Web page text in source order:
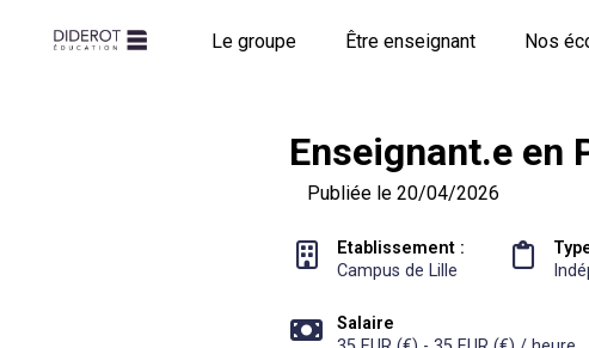
Le groupe Être enseignant Nos
Enseignant.e en
Publiée le 20/04/2026
Etablissement :
Campus de Lille
Salaire